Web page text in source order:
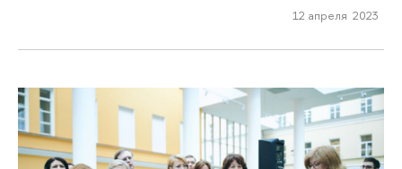
12 апреля 2023